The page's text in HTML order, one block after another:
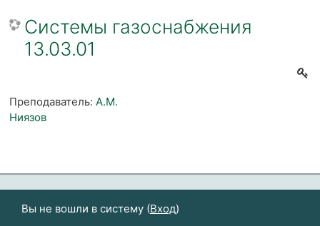
Системы газоснабжения
13.03.01
Преподаватель: А.М.
Ниязов
Вы не вошли в систему (Вход)